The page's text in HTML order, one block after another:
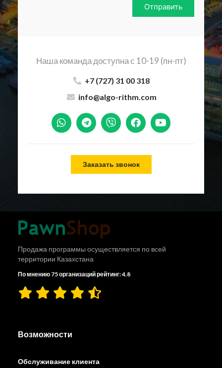
Отправить
Наша команда доступна с 10-19 (пн-пт)
+7 (727) 31 00 318
info@algo-rithm.com
Заказать звонок
Продажа программы осуществляется по всей
территории Казахстана
По мнению 75 организаций рейтинг: 4.8
Возможности
Обслуживание клиента